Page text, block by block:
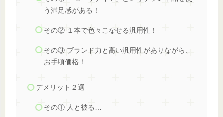
う満足感がある！
その② １本で色々こなせる汎用性！
その③ ブランド力と高い汎用性がありながら、
お手頃価格！
デメリット２選
その① 人と被る…